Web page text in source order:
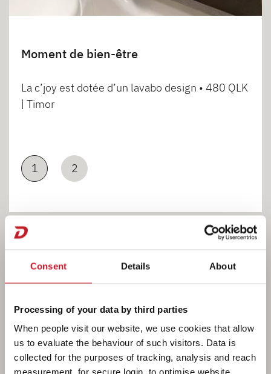
Consent Details About
Processing of your data by third parties
When people visit our website, we use cookies that allow
us to evaluate the behaviour of such visitors. Data is
collected for the purposes of tracking, analysis and reach
measurement, for secure login, to optimise website
Moment de bien-être
La c’joy est dotée d’un lavabo design • 480 QLK
| Timor
1 2
Côté cuisine